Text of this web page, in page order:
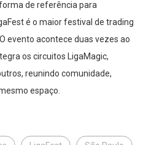
de referência para
é o maior festival de trading
evento acontece duas vezes ao
os circuitos LigaMagic,
reunindo comunidade,
espaço.